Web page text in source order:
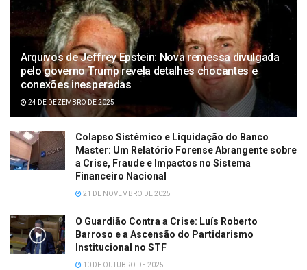
Arquivos de Jeffrey Epstein: Nova remessa divulgada
pelo governo Trump revela detalhes chocantes e
conexões inesperadas
24 DE DEZEMBRO DE 2025
Colapso Sistêmico e Liquidação do Banco
Master: Um Relatório Forense Abrangente sobre
a Crise, Fraude e Impactos no Sistema
Financeiro Nacional
21 DE NOVEMBRO DE 2025
O Guardião Contra a Crise: Luís Roberto
Barroso e a Ascensão do Partidarismo
Institucional no STF
10 DE OUTUBRO DE 2025